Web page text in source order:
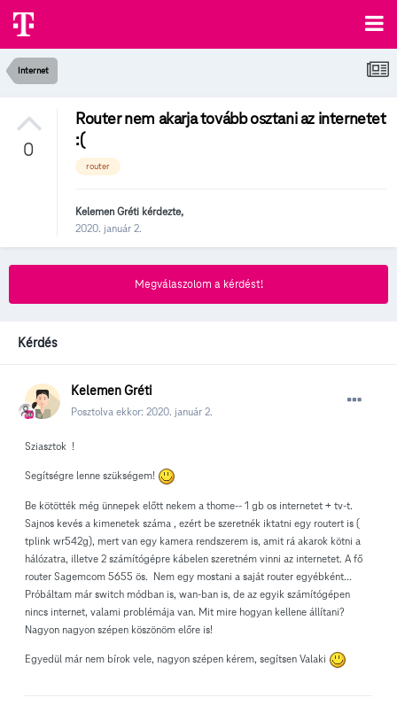
Internet
0
Router nem akarja tovább osztani az internetet
:(
router
Kelemen Gréti kérdezte,
2020. január 2.
Megválaszolom a kérdést!
Kérdés
Kelemen Gréti
Posztolva ekkor: 2020. január 2.
Sziasztok !
Segítségre lenne szükségem!
Be kötötték még ünnepek előtt nekem a thome-- 1 gb os internetet + tv-t.
Sajnos kevés a kimenetek száma , ezért be szeretnék iktatni egy routert is (
tplink wr542g), mert van egy kamera rendszerem is, amit rá akarok kötni a
hálózatra, illetve 2 számítógépre kábelen szeretném vinni az internetet. A fő
router Sagemcom 5655 ös. Nem egy mostani a saját router egyébként...
Próbáltam már switch módban is, wan-ban is, de az egyik számítógépen
nincs internet, valami problémája van. Mit mire hogyan kellene állítani?
Nagyon nagyon szépen köszönöm előre is!
Egyedül már nem bírok vele, nagyon szépen kérem, segítsen Valaki